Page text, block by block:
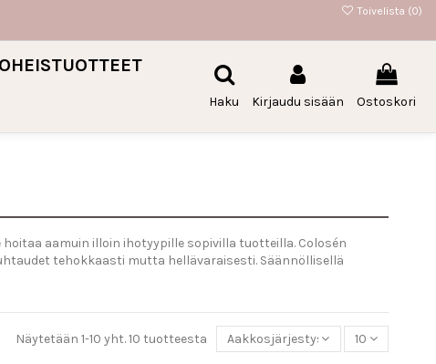
Toivelista (0)
OHEISTUOTTEET
Haku Kirjaudu sisään Ostoskori
aamuin illoin ihotyypille sopivilla tuotteilla. Colosén
tehokkaasti mutta hellävaraisesti. Säännöllisellä
Näytetään 1-10 yht. 10 tuotteesta Aakkosjärjestys 10